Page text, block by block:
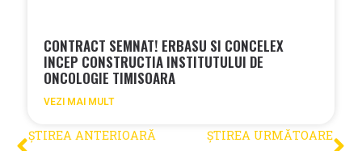
CONTRACT SEMNAT! ERBASU SI CONCELEX
INCEP CONSTRUCTIA INSTITUTULUI DE
ONCOLOGIE TIMISOARA
VEZI MAI MULT
ȘTIREA ANTERIOARĂ ȘTIREA URMĂTOARE